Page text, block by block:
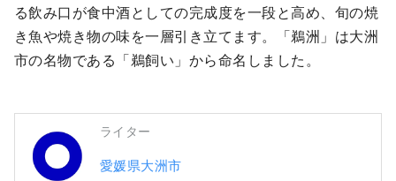
る飲み口が食中酒としての完成度を一段と高め、旬の焼
き魚や焼き物の味を一層引き立てます。「鵜洲」は大洲
市の名物である「鵜飼い」から命名しました。
ライター
愛媛県大洲市